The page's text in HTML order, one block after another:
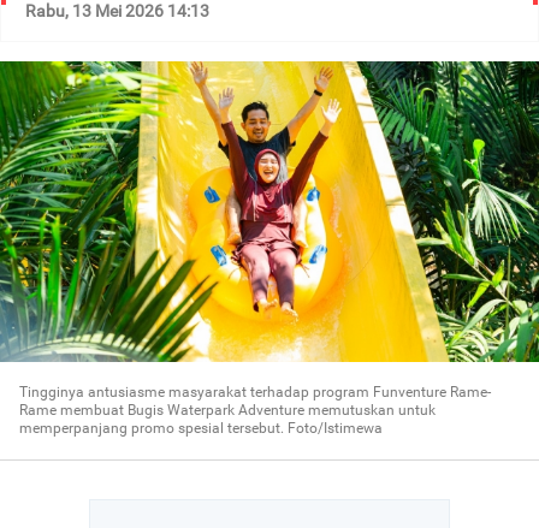
Rabu, 13 Mei 2026 14:13
Tingginya antusiasme masyarakat terhadap program Funventure Rame-
Rame membuat Bugis Waterpark Adventure memutuskan untuk
memperpanjang promo spesial tersebut. Foto/Istimewa